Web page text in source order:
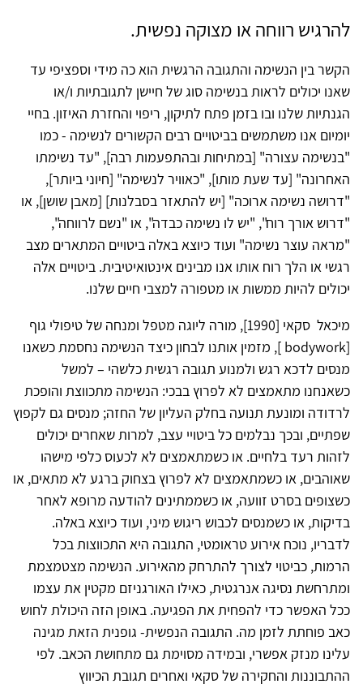
להרגיש רווחה או מצוקה נפשית.
הקשר בין הנשימה והתגובה הרגשית הוא כה מידי וספציפי עד
שאנו יכולים לראות בנשימה סוג של חיישן לתגובתיות ו/או
הגנתיות שלנו ובו בזמן פתח לתיקון, ריפוי והחזרת האיזון. בחיי
יומיום אנו משתמשים בביטויים רבים הקשורים לנשימה - כמו
"בנשימה עצורה" [במתיחות ובהתפעמות רבה], "עד נשימתו
האחרונה" [עד שעת מותו], "כאוויר לנשימה" [חיוני ביותר],
"דרושה נשימה ארוכה" [יש להתאזר בסבלנות] [מאבן שושן], או
"דרוש אורך רוח", "יש לו נשימה כבדה", או "נשם לרווחה",
"מראה עוצר נשימה" ועוד כיוצא באלה ביטויים המתארים מצב
רגשי או הלך רוח אותו אנו מבינים אינטואיטיבית. ביטויים אלה
יכולים להיות ממשות או מטפורה למצבי חיים שלנו.
מיכאל סקאי [1990], מורה ליוגה מטפל ומנחה של טיפולי גוף
[bodywork ], מזמין אותנו לבחון כיצד הנשימה נחסמת כשאנו
מנסים לדכא רגש ולמנוע תגובה רגשית כלשהי – למשל
כשאנחנו מתאמצים לא לפרוץ בבכי: הנשימה מתכווצת והופכת
לרדודה ומונעת תנועה בחלק העליון של החזה; מנסים גם לקפוץ
שפתיים, ובכך נבלמים כל ביטויי עצב, למרות שאחרים יכולים
לזהות רעד בלחיים. או כשמתאמצים לא לכעוס כלפי מישהו
שאוהבים, או כשמתאמצים לא לפרוץ בצחוק ברגע לא מתאים, או
כשצופים בסרט זוועה, או כשממתינים להודעה מרופא לאחר
בדיקות, או כשמנסים לכבוש ריגוש מיני, ועוד כיוצא באלה.
לדבריו, נוכח אירוע טראומטי, התגובה היא התכווצות בכל
הרמות, כביטוי לצורך להתרחק מהאירוע. הנשימה מצטמצמת
ומתרחשת נסיגה אנרגטית, כאילו האורגניזם מקטין את עצמו
ככל האפשר כדי להפחית את הפגיעה. באופן הזה היכולת לחוש
כאב פוחתת לזמן מה. התגובה הנפשית- גופנית הזאת מגינה
עלינו מנזק אפשרי, ובמידה מסוימת גם מתחושת הכאב. לפי
ההתבוננות והחקירה של סקאי ואחרים תגובת הכיווץ